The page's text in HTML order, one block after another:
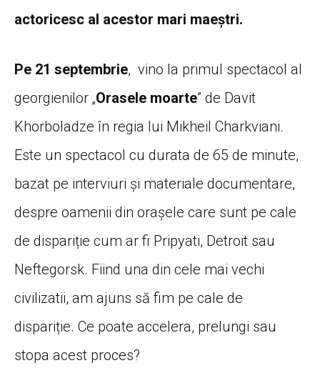
actoricesc al acestor mari maeștri.
Pe 21 septembrie, vino la primul spectacol al
georgienilor „Orasele moarte” de Davit
Khorboladze în regia lui Mikheil Charkviani.
Este un spectacol cu durata de 65 de minute,
bazat pe interviuri și materiale documentare,
despre oamenii din orașele care sunt pe cale
de dispariție cum ar fi Pripyati, Detroit sau
Neftegorsk. Fiind una din cele mai vechi
civilizatii, am ajuns să fim pe cale de
dispariție. Ce poate accelera, prelungi sau
stopa acest proces?